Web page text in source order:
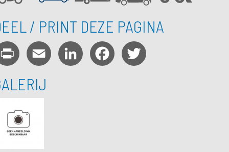
/ PRINT DEZE PAGINA
Print Email LinkedInFacebook